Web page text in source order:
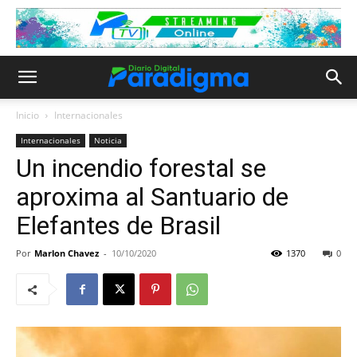
Inicio Internacionales
Internacionales Noticia
Un incendio forestal se
aproxima al Santuario de
Elefantes de Brasil
Por Marlon Chavez - 10/10/2020 0
1370